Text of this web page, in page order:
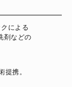
提携。